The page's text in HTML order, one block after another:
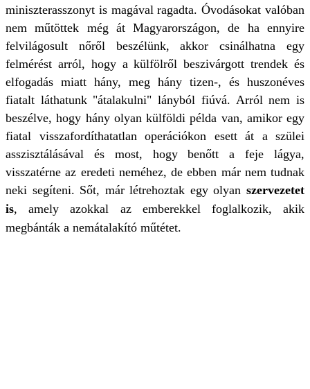
miniszterasszonyt is magával ragadta. Óvodásokat valóban
nem műtöttek még át Magyarországon, de ha ennyire
felvilágosult nőről beszélünk, akkor csinálhatna egy
felmérést arról, hogy a külfölről beszivárgott trendek és
elfogadás miatt hány, meg hány tizen-, és huszonéves
fiatalt láthatunk "átalakulni" lányból fiúvá. Arról nem is
beszélve, hogy hány olyan külföldi példa van, amikor egy
fiatal visszafordíthatatlan operációkon esett át a szülei
asszisztálásával és most, hogy benőtt a feje lágya,
visszatérne az eredeti neméhez, de ebben már nem tudnak
neki segíteni. Sőt, már létrehoztak egy olyan szervezetet
is, amely azokkal az emberekkel foglalkozik, akik
megbánták a nemátalakító műtétet.